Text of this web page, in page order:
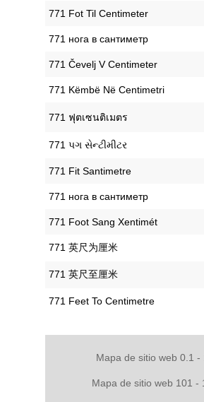
‎771 Fot Til Centimeter
‎771 нога в сантиметр
‎771 Čevelj V Centimeter
‎771 Këmbë Në Centimetri
‎771 ฟุตเซนติเมตร
‎771 પગ સેન્ટીમીટર
‎771 Fit Santimetre
‎771 нога в сантиметр
‎771 Foot Sang Xentimét
‎771 英尺为厘米
‎771 英尺至厘米
‎771 Feet To Centimetre
Mapa de sitio web 0.1 -
Mapa de sitio web 101 -